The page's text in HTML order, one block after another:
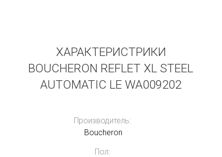
ХАРАКТЕРИСТРИКИ
BOUCHERON REFLET XL STEEL
AUTOMATIC LE WA009202
Производитель:
Boucheron
Пол: